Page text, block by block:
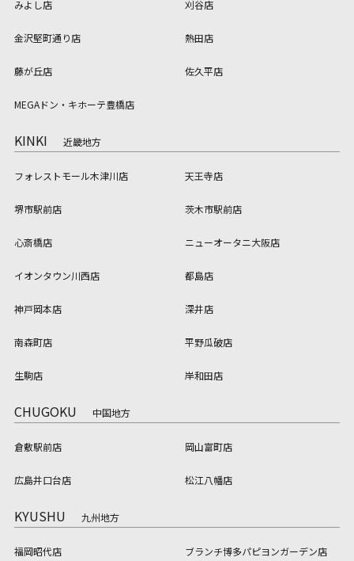
みよし店 刈谷店
金沢堅町通り店 熱田店
藤が丘店 佐久平店
MEGAドン・キホーテ豊橋店
KINKI 近畿地方
フォレストモール木津川店 天王寺店
堺市駅前店 茨木市駅前店
心斎橋店 ニューオータニ大阪店
イオンタウン川西店 都島店
神戸岡本店 深井店
南森町店 平野瓜破店
生駒店 岸和田店
CHUGOKU 中国地方
倉敷駅前店 岡山富町店
広島井口台店 松江八幡店
KYUSHU 九州地方
福岡昭代店 ブランチ博多パピヨンガーデン店